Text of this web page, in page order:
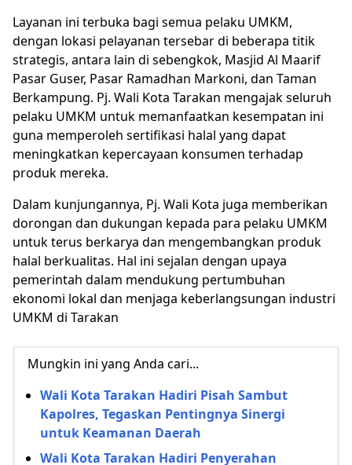
Layanan ini terbuka bagi semua pelaku UMKM,
dengan lokasi pelayanan tersebar di beberapa titik
strategis, antara lain di sebengkok, Masjid Al Maarif
Pasar Guser, Pasar Ramadhan Markoni, dan Taman
Berkampung. Pj. Wali Kota Tarakan mengajak seluruh
pelaku UMKM untuk memanfaatkan kesempatan ini
guna memperoleh sertifikasi halal yang dapat
meningkatkan kepercayaan konsumen terhadap
produk mereka.
Dalam kunjungannya, Pj. Wali Kota juga memberikan
dorongan dan dukungan kepada para pelaku UMKM
untuk terus berkarya dan mengembangkan produk
halal berkualitas. Hal ini sejalan dengan upaya
pemerintah dalam mendukung pertumbuhan
ekonomi lokal dan menjaga keberlangsungan industri
UMKM di Tarakan
Mungkin ini yang Anda cari...
Wali Kota Tarakan Hadiri Pisah Sambut
Kapolres, Tegaskan Pentingnya Sinergi
untuk Keamanan Daerah
Wali Kota Tarakan Hadiri Penyerahan